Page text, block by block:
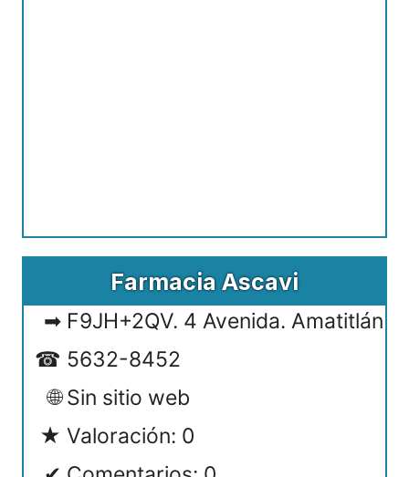
Farmacia Ascavi
F9JH+2QV. 4 Avenida. Amatitlán
5632-8452
Sin sitio web
Valoración: 0